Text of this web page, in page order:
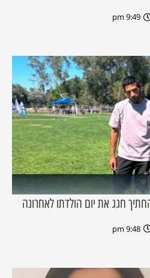
9:49 pm
חגג את יום הולדתו לאחרונה
9:48 pm